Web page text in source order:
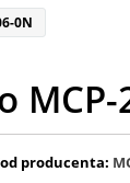
0N
producenta: